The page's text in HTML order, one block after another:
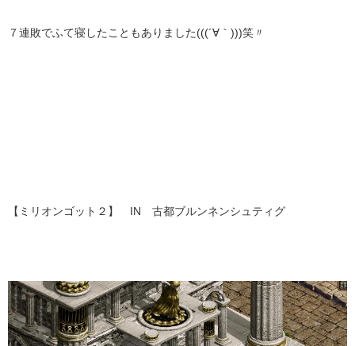
７連敗でふて寝したこともありました(((´∀｀)))笑〃
【ミリオンゴット２】 IN 古都ブルンネンシュティグ